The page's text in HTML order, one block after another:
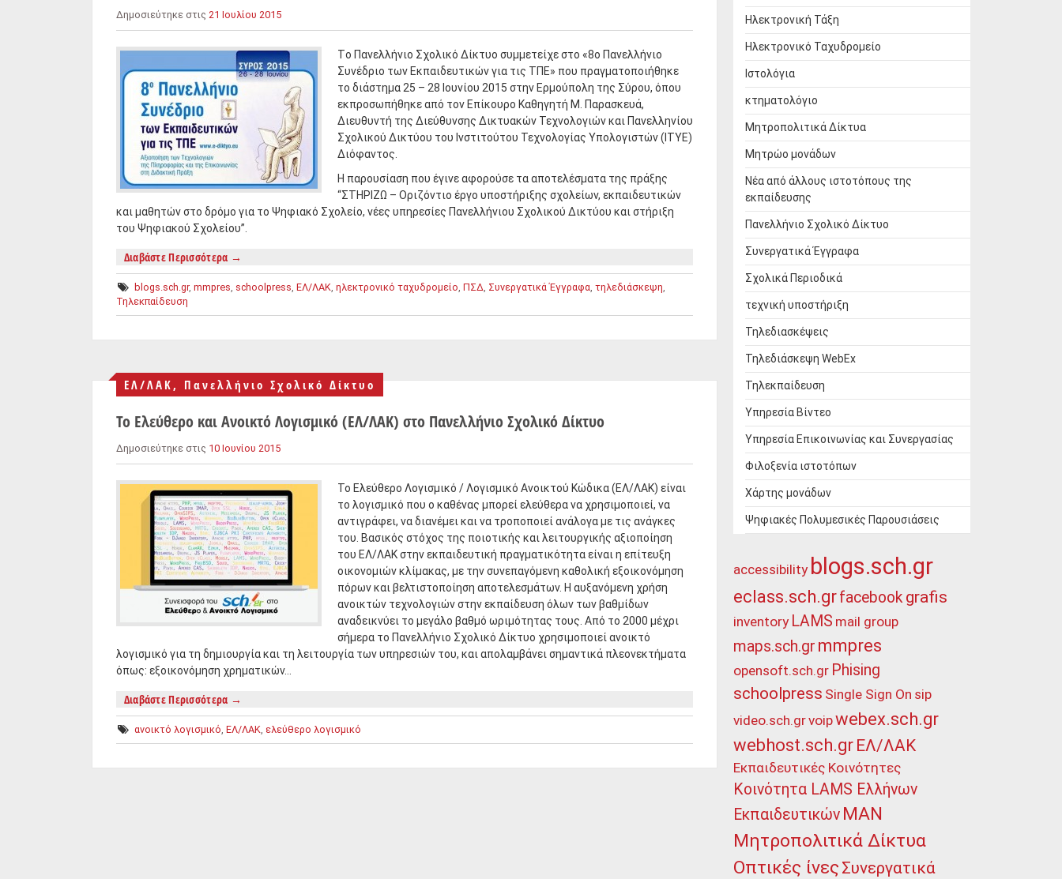
Δημοσιεύτηκε στις 21 Ιουλίου 2015
Tο Πανελλήνιο Σχολικό Δίκτυο συμμετείχε στο «8ο Πανελλήνιο
Συνέδριο των Εκπαιδευτικών για τις ΤΠΕ» που πραγματοποιήθηκε
το διάστημα 25 – 28 Ιουνίου 2015 στην Ερμούπολη της Σύρου, όπου
εκπροσωπήθηκε από τον Επίκουρο Καθηγητή Μ. Παρασκευά,
Διευθυντή της Διεύθυνσης Δικτυακών Τεχνολογιών και Πανελληνίου
Σχολικού Δικτύου του Ινστιτούτου Τεχνολογίας Υπολογιστών (ΙΤΥΕ)
Διόφαντος.
Η παρουσίαση που έγινε αφορούσε τα αποτελέσματα της πράξης
“ΣΤΗΡΙΖΩ – Οριζόντιο έργο υποστήριξης σχολείων, εκπαιδευτικών
και μαθητών στο δρόμο για το Ψηφιακό Σχολείο, νέες υπηρεσίες Πανελλήνιου Σχολικού Δικτύου και στήριξη
του Ψηφιακού Σχολείου”.
Διαβάστε Περισσότερα →
blogs.sch.gr, mmpres, schoolpress, ΕΛ/ΛΑΚ, ηλεκτρονικό ταχυδρομείο, ΠΣΔ, Συνεργατικά Έγγραφα, τηλεδιάσκεψη,
Τηλεκπαίδευση
ΕΛ/ΛΑΚ, Πανελλήνιο Σχολικό Δίκτυο
Το Ελεύθερο και Ανοικτό Λογισμικό (ΕΛ/ΛΑΚ) στο Πανελλήνιο Σχολικό Δίκτυο
Δημοσιεύτηκε στις 10 Ιουνίου 2015
Το Ελεύθερο Λογισμικό / Λογισμικό Ανοικτού Κώδικα (ΕΛ/ΛΑΚ) είναι
το λογισμικό που ο καθένας μπορεί ελεύθερα να χρησιμοποιεί, να
αντιγράφει, να διανέμει και να τροποποιεί ανάλογα με τις ανάγκες
του. Βασικός στόχος της ποιοτικής και λειτουργικής αξιοποίηση
του ΕΛ/ΛΑΚ στην εκπαιδευτική πραγματικότητα είναι η επίτευξη
οικονομιών κλίμακας, με την συνεπαγόμενη καθολική εξοικονόμηση
πόρων και βελτιστοποίηση αποτελεσμάτων. Η αυξανόμενη χρήση
ανοικτών τεχνολογιών στην εκπαίδευση όλων των βαθμίδων
αναδεικνύει το μεγάλο βαθμό ωριμότητας τους. Από το 2000 μέχρι
σήμερα το Πανελλήνιο Σχολικό Δίκτυο χρησιμοποιεί ανοικτό
λογισμικό για τη δημιουργία και τη λειτουργία των υπηρεσιών του, και απολαμβάνει σημαντικά πλεονεκτήματα
όπως: εξοικονόμηση χρηματικών…
Διαβάστε Περισσότερα →
ανοικτό λογισμικό, ΕΛ/ΛΑΚ, ελεύθερο λογισμικό
Ηλεκτρονική Τάξη
Ηλεκτρονικό Ταχυδρομείο
Ιστολόγια
κτηματολόγιο
Μητροπολιτικά Δίκτυα
Μητρώο μονάδων
Νέα από άλλους ιστοτόπους της
εκπαίδευσης
Πανελλήνιο Σχολικό Δίκτυο
Συνεργατικά Έγγραφα
Σχολικά Περιοδικά
τεχνική υποστήριξη
Τηλεδιασκέψεις
Τηλεδιάσκεψη WebEx
Τηλεκπαίδευση
Υπηρεσία Βίντεο
Υπηρεσία Επικοινωνίας και Συνεργασίας
Φιλοξενία ιστοτόπων
Χάρτης μονάδων
Ψηφιακές Πολυμεσικές Παρουσιάσεις
accessibility blogs.sch.gr
eclass.sch.grfacebookgrafis
inventory LAMS mail group
maps.sch.gr mmpres
opensoft.sch.gr Phising
schoolpress Single Sign On sip
video.sch.grvoipwebex.sch.gr
webhost.sch.gr ΕΛ/ΛΑΚ
Εκπαιδευτικές Κοινότητες
Κοινότητα LAMS Ελλήνων
Εκπαιδευτικών ΜΑΝ
Μητροπολιτικά Δίκτυα
Οπτικές ίνες Συνεργατικά